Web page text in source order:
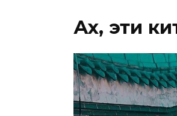
Ах, эти